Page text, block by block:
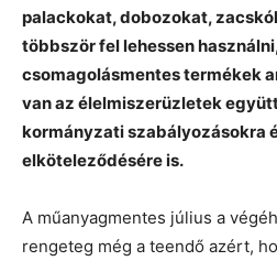
palackokat, dobozokat,
többször fel lehessen
csomagolásmentes termékek
van az élelmiszerüzletek
kormányzati szabályozásokra
elköteleződésére is.
A műanyagmentes július a
rengeteg még a teendő azért,